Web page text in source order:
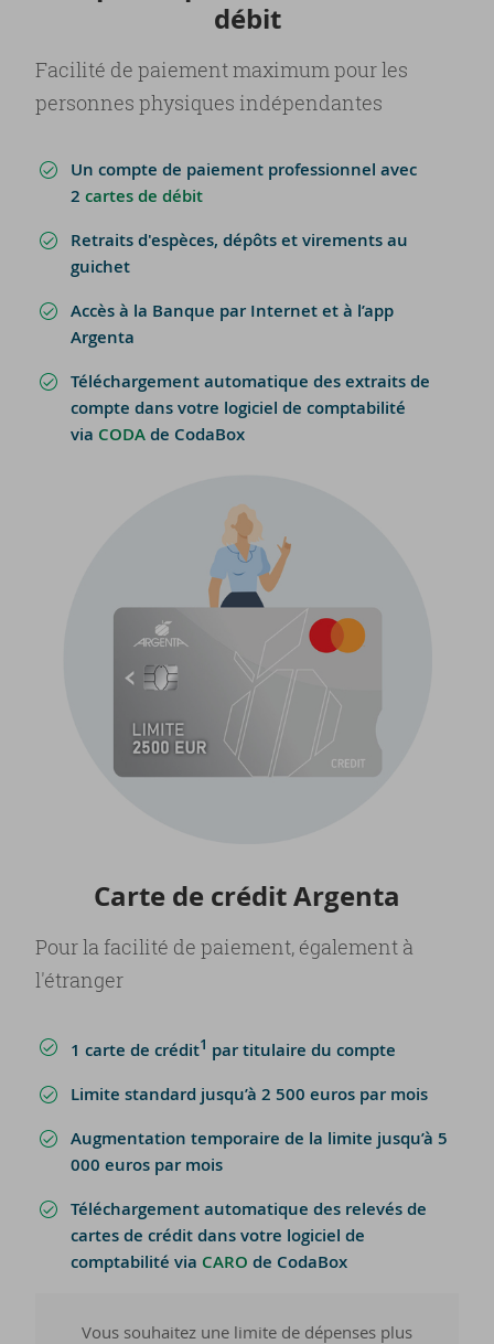
débit
Facilité de paiement maximum pour les
personnes physiques indépendantes
Un compte de paiement professionnel avec
2 cartes de débit
Retraits d'espèces, dépôts et virements au
guichet
Accès à la Banque par Internet et à l’app
Argenta
Téléchargement automatique des extraits de
compte dans votre logiciel de comptabilité
via CODAde CodaBox
Carte de cré­dit Argenta
Pour la facilité de paiement, également à
l'étranger
1 carte de crédit1 par titulaire du compte
Limite standard jusqu’à 2 500 euros par mois
Augmentation temporaire de la limite jusqu’à 5
000 euros par mois
Téléchargement automatique des relevés de
cartes de crédit dans votre logiciel de
comptabilité via CARO de CodaBox
Vous souhaitez une limite de dépenses plus